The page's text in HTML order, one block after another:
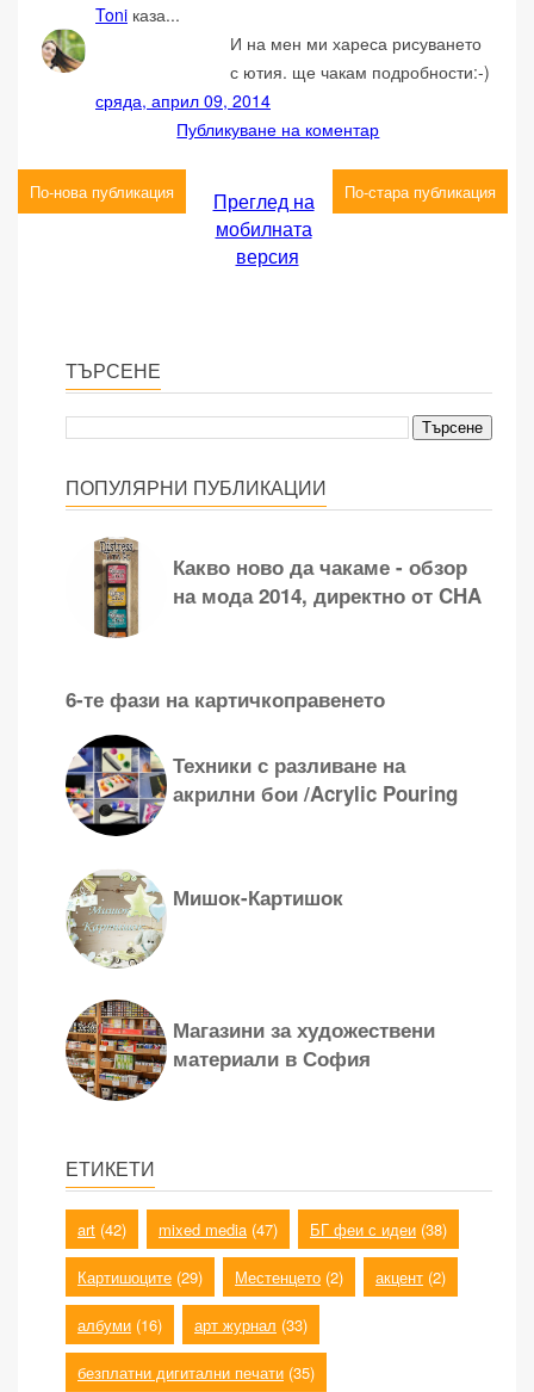
Toni каза...
И на мен ми хареса рисуването
с ютия. ще чакам подробности:-)
сряда, април 09, 2014
Публикуване на коментар
По-нова публикация По-стара публикация
Преглед на
мобилната
версия
ТЪРСЕНЕ
ПОПУЛЯРНИ ПУБЛИКАЦИИ
Какво ново да чакаме - обзор
на мода 2014, директно от CHA
6-те фази на картичкоправенето
Техники с разливане на
акрилни бои /Acrylic Pouring
Мишок-Картишок
Магазини за художествени
материали в София
ЕТИКЕТИ
art (42) mixed media (47) БГ феи с идеи (38)
Картишоците (29) Местенцето (2) акцент (2)
албуми (16) арт журнал (33)
безплатни дигитални печати (35)